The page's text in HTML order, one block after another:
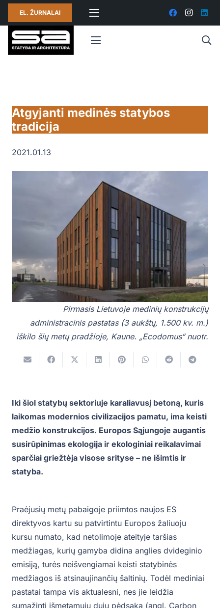
EL. ŽURNALAI
Atgyjanti medinės statybos
tradicija
2021.01.13
Pirmasis Lietuvoje medinių konstrukcijų
administracinis pastatas (3 aukštų, 1.500 kv. m.)
iškilo šių metų pradžioje, Kaune. „Ecodomus“ nuotr.
Iki šiol statybų sektoriuje karaliavusį betoną, kuris
laikomas modernios civilizacijos pamatu, ima keisti
medžio konstrukcijos. Europos Sąjungoje augantis
susirūpinimas ekologija ir ekologiniai reikalavimai
sparčiai griežtėja visose srityse – ne išimtis ir
statyba.
Praėjusių metų pabaigoje priimtos naujos ES
direktyvos kartu su patvirtintu Europos žaliuoju
kursu numato, kad netolimoje ateityje taršias
medžiagas, kurių gamyba didina anglies dvideginio
emisiją, turės neišvengiamai keisti statybinės
medžiagos iš atsinaujinančių šaltinių. Todėl mediniai
pastatai tampa vis aktualesni, nes jie leidžia
sumažinti išmetamųjų dujų pėdsaką (angl. Carbon